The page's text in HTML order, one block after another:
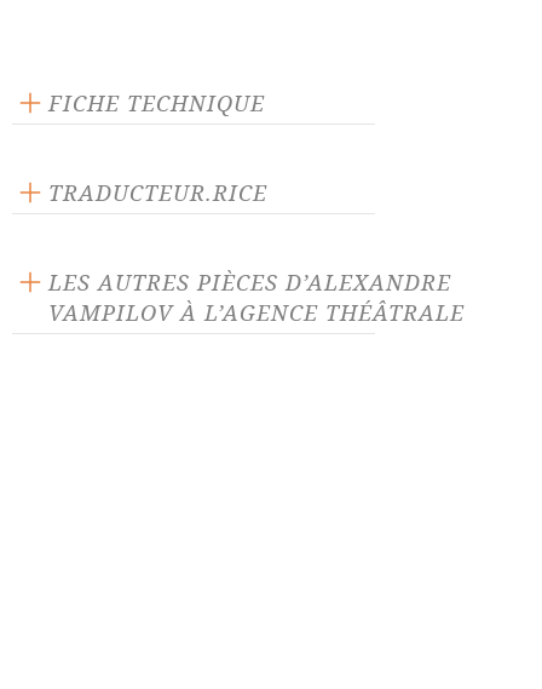
FICHE TECHNIQUE
Langue source : russe
Nombre de personnages masculins : 6
TRADUCTEUR.RICE
LES AUTRES PIÈCES D’ALEXANDRE
VAMPILOV À L’AGENCE THÉÂTRALE